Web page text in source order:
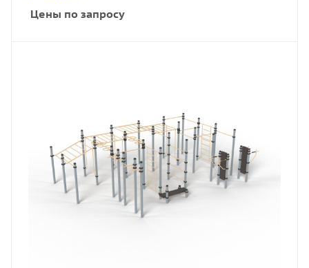
Цены по запросу